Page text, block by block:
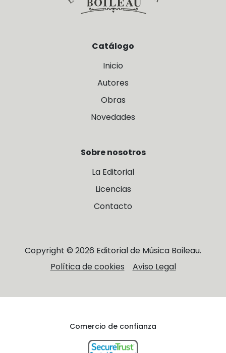
Catálogo
Inicio
Autores
Obras
Novedades
Sobre nosotros
La Editorial
Licencias
Contacto
Copyright © 2026 Editorial de Música Boileau.
Política de cookies
Aviso Legal
Comercio de confianza